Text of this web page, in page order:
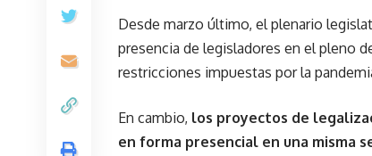
Desde marzo último, el plenario
presencia de legisladores en el pleno
restricciones impuestas por la
En cambio, los proyectos de
en forma presencial en una misma